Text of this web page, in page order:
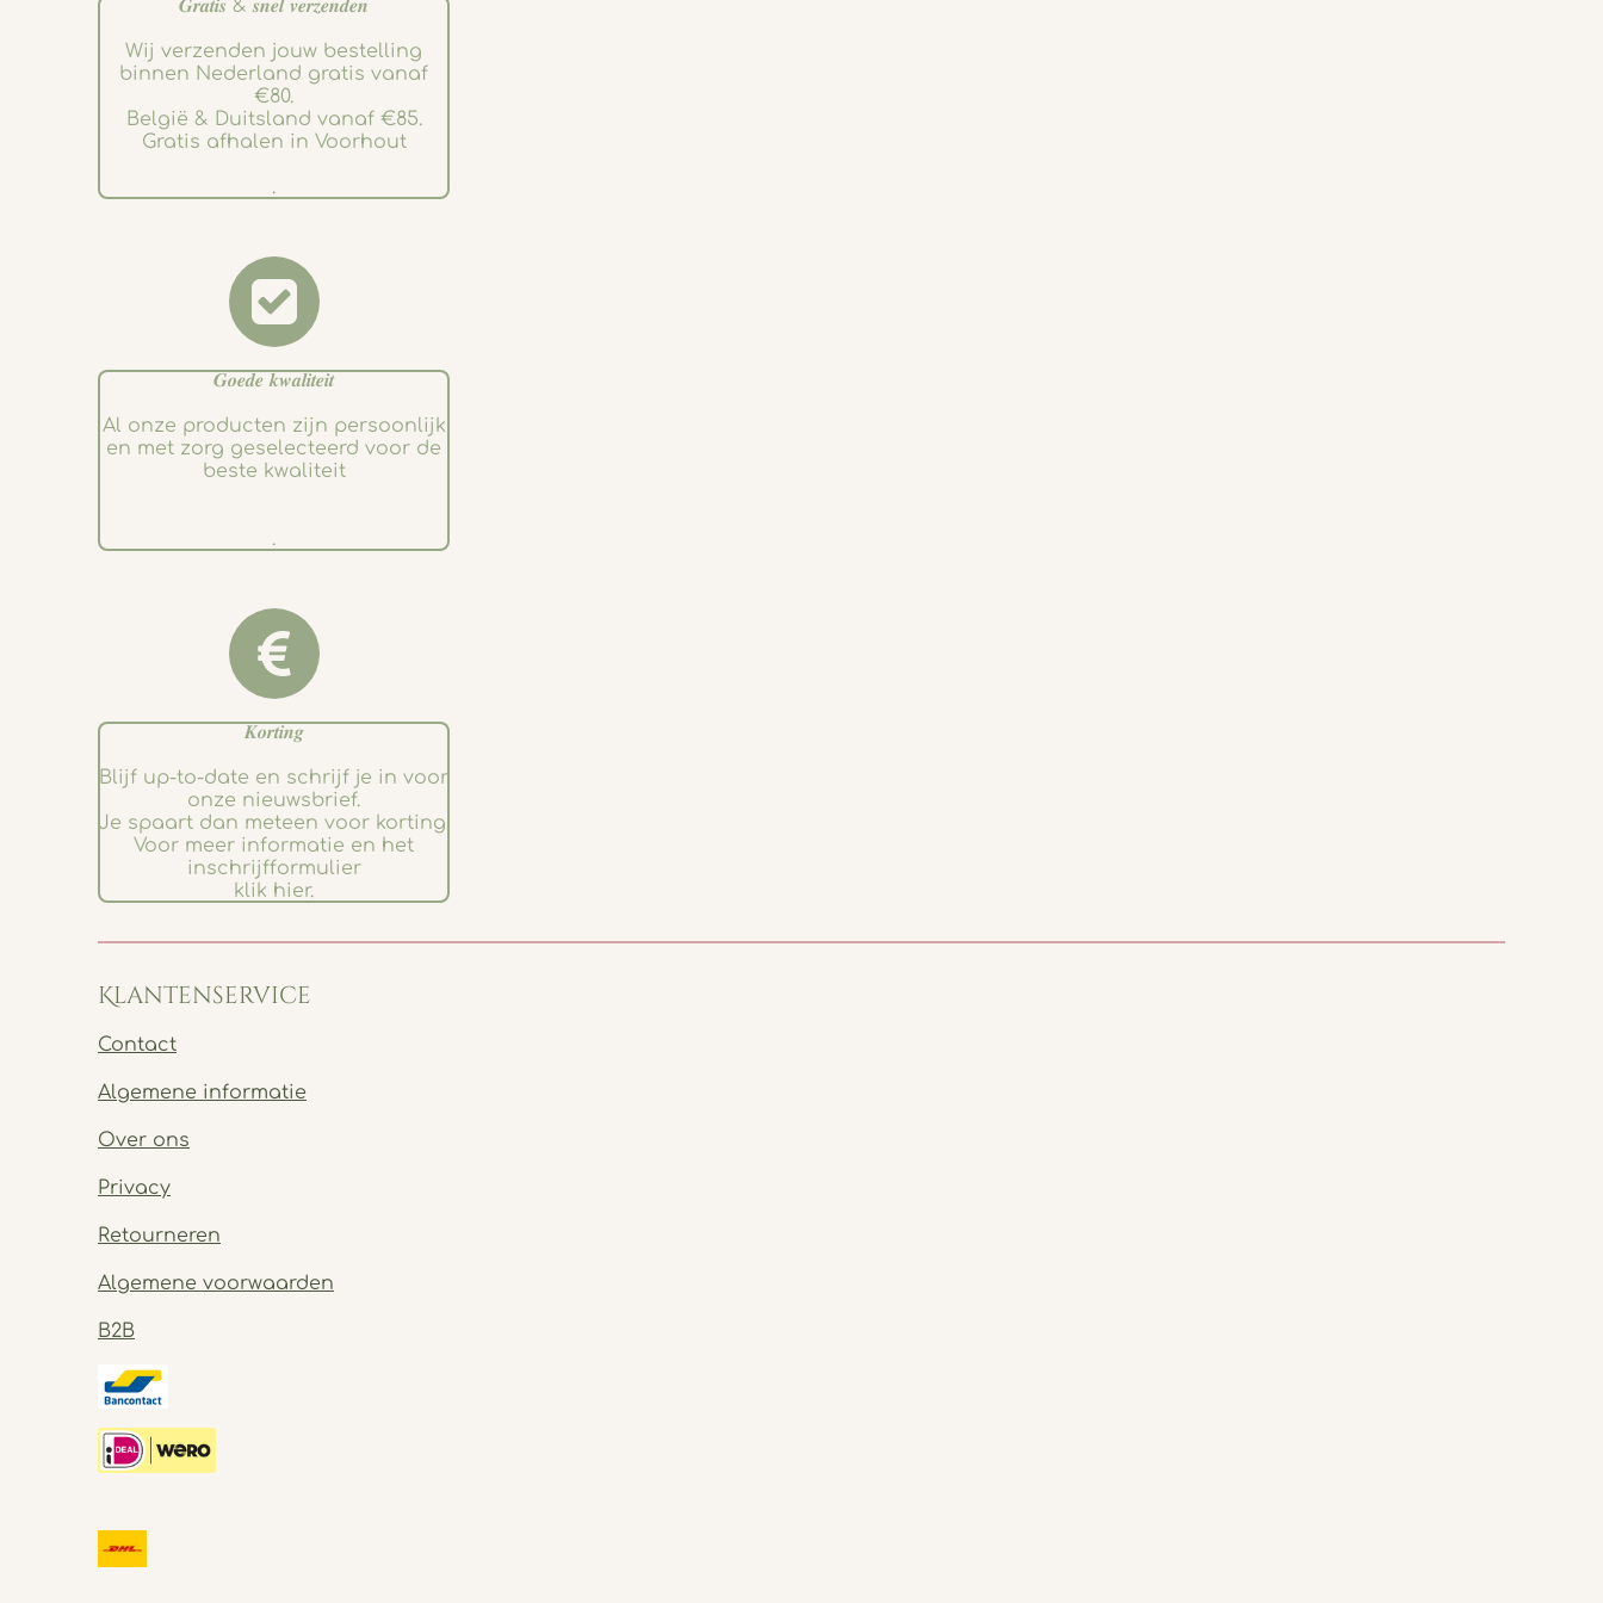
𝑮𝒓𝒂𝒕𝒊𝒔 & 𝒔𝒏𝒆𝒍 𝒗𝒆𝒓𝒛𝒆𝒏𝒅𝒆𝒏
Wij verzenden jouw bestelling
binnen Nederland gratis vanaf
€80.
België & Duitsland vanaf €85.
Gratis afhalen in Voorhout
.
𝑮𝒐𝒆𝒅𝒆 𝒌𝒘𝒂𝒍𝒊𝒕𝒆𝒊𝒕
Al onze producten zijn persoonlijk
en met zorg geselecteerd voor de
beste kwaliteit
.
𝑲𝒐𝒓𝒕𝒊𝒏𝒈
Blijf up-to-date en schrijf je in voor
onze nieuwsbrief.
Je spaart dan meteen voor korting.
Voor meer informatie en het
inschrijfformulier
klik hier.
Klantenservice
Contact
Algemene informatie
Over ons
Privacy
Retourneren
Algemene voorwaarden
B2B